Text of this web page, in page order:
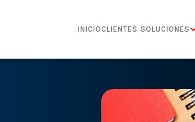
INICIOCLIENTES SOLUCIONES